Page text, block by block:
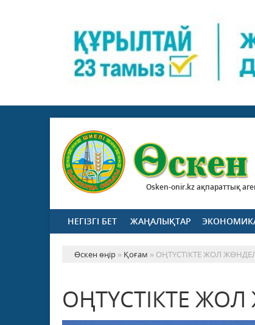
Osken-onir.kz ақпараттық
НЕГІЗГІ БЕТ ЖАҢАЛЫҚТАР
Өскен өңір » Қоғам » ОҢТҮСТІКТЕ ЖОЛ
ОҢТҮСТІКТЕ